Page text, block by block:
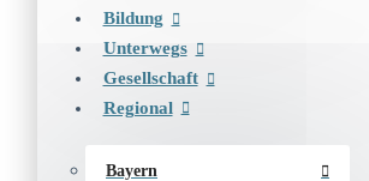
Bildung
Unterwegs
Gesellschaft
Regional
Bayern